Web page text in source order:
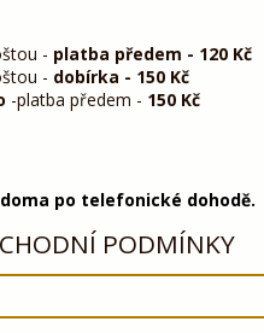
- platba předem - 120 Kč
- dobírka - 150 Kč
-platba předem - 150 Kč
po telefonické dohodě.
PODMÍNKY